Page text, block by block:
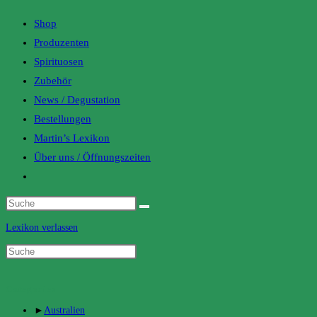
Shop
Produzenten
Spirituosen
Zubehör
News / Degustation
Bestellungen
Martin’s Lexikon
Über uns / Öffnungszeiten
website
search
Lexikon verlassen
► Australien